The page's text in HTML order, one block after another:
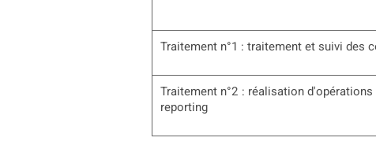
Traitement n°1 : traitement et suivi des
Traitement n°2 : réalisation
reporting